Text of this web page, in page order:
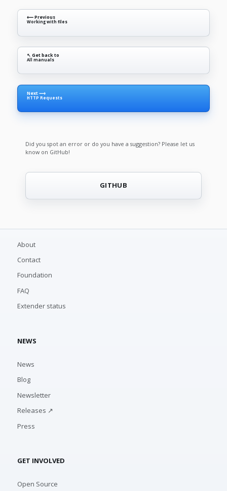
⟵ Previous
Working with files
↖ Get back to
All manuals
Next ⟶
HTTP Requests
Did you spot an error or do you have a suggestion? Please let us
know on GitHub!
GITHUB
About
Contact
Foundation
FAQ
Extender status
NEWS
News
Blog
Newsletter
Releases ↗
Press
GET INVOLVED
Open Source